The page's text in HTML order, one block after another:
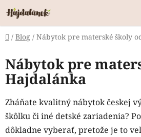
Prejsť
na
obsah
Domov
/ Blog / Nábytok pre materské školy
Nábytok pre
Hajdalánka
Zháňate kvalitný nábytok českej
škôlku či iné detské zariadenia?
dôkladne vyberať, pretože je to